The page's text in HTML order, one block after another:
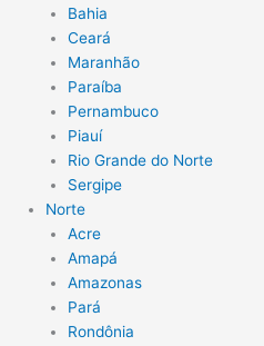
Bahia
Ceará
Maranhão
Paraíba
Pernambuco
Piauí
Rio Grande do Norte
Sergipe
Norte
Acre
Amapá
Amazonas
Pará
Rondônia